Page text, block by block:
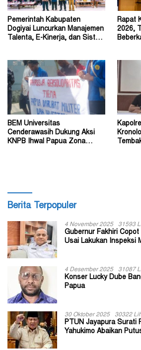
Pemerintah Kabupaten
Dogiyai Luncurkan Manajemen
Talenta, E-Kinerja, dan Sistem
Rapat
2026,
BEM Universitas
Cenderawasih Dukung Aksi
KNPB Ihwal Papua Zona
Berita Terpopuler
4 November 2025 31593
Gubernur Fakhiri
Usai Lakukan Inspeksi
4 Desember 2025 31087
Konser Lucky Dube
Papua
30 Oktober 2025 30322
PTUN Jayapura Surati
Yahukimo Abaikan